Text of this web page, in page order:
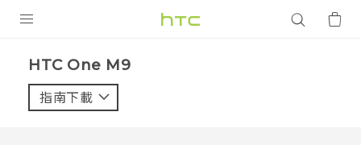
VIVE
HTC One M9‎
指南下載